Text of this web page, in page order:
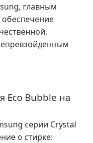
главным
Eco Bubble на
серии Crystal
о стирке: